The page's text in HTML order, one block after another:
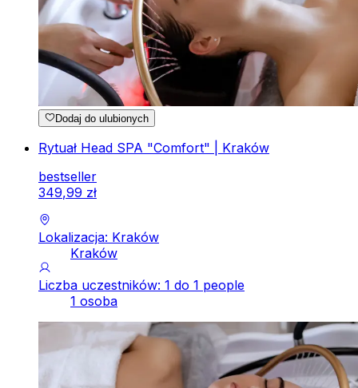
Dodaj do ulubionych
Rytuał Head SPA "Comfort" | Kraków
bestseller
349,99 zł
Lokalizacja: Kraków
Kraków
Liczba uczestników: 1 do 1 people
1 osoba